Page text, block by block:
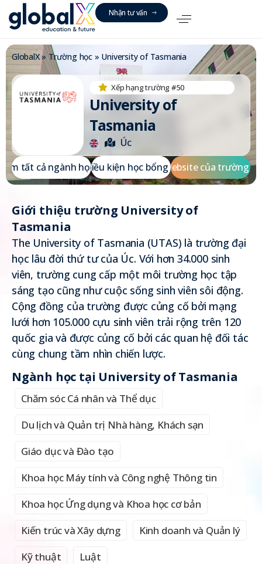
Nhận tưvấn
GlobalX»Trường học » University of Tasmania
Xếp hạng trường #50
University of
Tasmania
Úc
em tất cả ngành học
Điều kiện học bổng
Website của trường
Giới thiệu trường University of
Tasmania
The University of Tasmania (UTAS) là trường đại
học lâu đời thứ tư của Úc. Với hơn 34.000 sinh
viên, trường cung cấp một môi trường học tập
sáng tạo cũng như cuộc sống sinh viên sôi động.
Cộng đồng của trường được củng cố bởi mạng
lưới hơn 105.000 cựu sinh viên trải rộng trên 120
quốc gia và được củng cố bởi các quan hệ đối tác
cùng chung tầm nhìn chiến lược.
Ngành học tại University of Tasmania
Chăm sóc Cá nhân và Thể dục
Du lịch và Quản trị Nhà hàng, Khách sạn
Giáo dục và Đào tạo
Khoa học Máy tính và Công nghệ Thông tin
Khoa học Ứng dụng và Khoa học cơ bản
Kiến trúc và Xây dựng
Kinh doanh và Quản lý
Kỹ thuật
Luật